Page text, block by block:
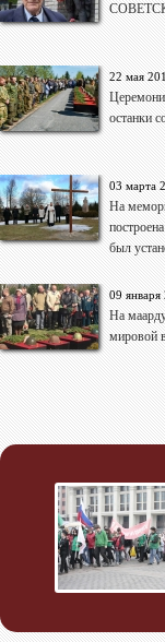
22 мая
останки
03 марта
На
был
09 января
На
мировой